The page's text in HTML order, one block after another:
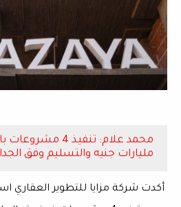
مليارات جنيه والتسليم وفق
أكدت شركة مزايا للتطوير العقاري